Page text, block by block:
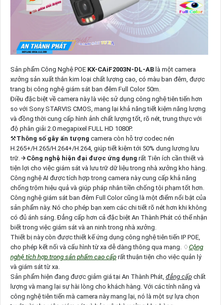
Sản phẩm Công Nghệ POE KX-CAiF2003N-DL-AB là một camera
xưởng sản xuất thân kim loại chất lượng cao, có màu ban đêm, được
trang bị công nghệ giám sát ban đêm Full Color 50m.
Điều đặc biệt về camera này là việc sử dụng công nghệ tiên tiến hơn
so với Sony STARVIS CMOS, mang lại khả năng tiết kiệm năng lượng
và đồng thời cung cấp hình ảnh chất lượng tốt, rõ nét, trung thực với
độ phân giải 2.0 megapixel FULL HD 1080P.
⚒Thông số gây ấn tượng camera còn hỗ trợ codec nén
H.265+/H.265/H.264+/H.264, giúp tiết kiệm tới 50% dung lượng lưu
trữ. ✈Công nghệ hiện đại được ứng dụng rất Tiên ích cần thiết và
tiện lợi cho việc giám sát và lưu trữ dữ liệu trong nhà xưởng kho hàng.
Công nghệ AI được tích hợp trong camera này cung cấp khả năng
chống trộm hiệu quả và giúp pháp nhân tiền chống tội phạm tốt hơn.
Công nghệ giám sát ban đêm Full Color cũng là một điểm nổi bật của
sản phẩm này. Nó cho phép bạn xem các chi tiết rõ nét hơn khi không
có đủ ánh sáng. Đẳng cấp hơn cả đặc biệt An Thành Phát có thể nhận
biết trong việc giám sát và an ninh trong nhà xưởng.
Thiết bị này còn được thiết kế ứng dụng công nghệ tiên tiến IP POE,
cho phép kết nối và cấu hình từ xa dễ dàng thông qua mạng. ♢Cộng
nghệ tích hợp trong sản phẩm cao cấprất thuận tiện cho việc quản lý
và giám sát từ xa.
Sản phẩm hiện đang được giảm giá tại An Thành Phát, đẳng cấpchất
lượng và mang lại sự hài lòng cho khách hàng. Với các tính năng và
công nghệ tiên tiến mà camera này mang lại, nó là một sự lựa chọn